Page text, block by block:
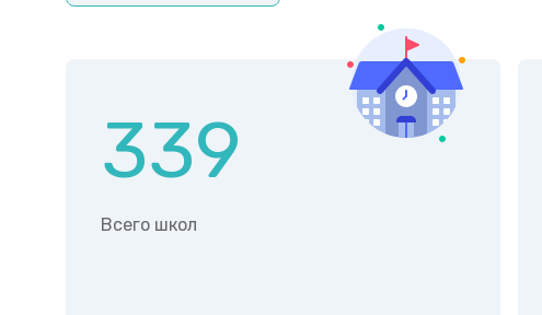
339
Всего школ